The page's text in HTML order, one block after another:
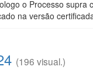
o Processo supra
na versão
(196 visual.)